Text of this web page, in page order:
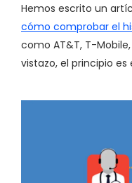
Hemos escrito un
cómo comprobar el
como AT&T, T-
vistazo, el principio es